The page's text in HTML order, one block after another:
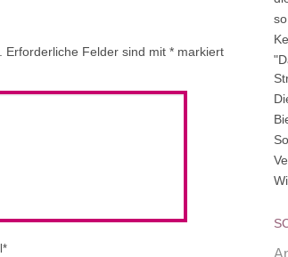
Erforderliche Felder sind mit * markiert
*